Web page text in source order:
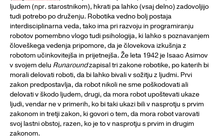
ljudem (npr. starostnikom), hkrati pa lahko (vsaj delno) zadovoljijo
tudi potrebo po druženju. Robotika vedno bolj postaja
interdisciplinarna veda, tako ima pri razvoju in programiranju
robotov pomembno vlogo tudi psihologija, ki lahko s poznavanjem
človeškega vedenja pripomore, da je človekova izkušnja z
robotom učinkovitejša in prijetnejša. Že leta 1942 je Isaac Asimov
v svojem delu Runaroundzapisal tri zakone robotike, po katerih bi
morali delovati roboti, da bi lahko bivali v sožitju z ljudmi. Prvi
zakon predpostavlja, da robot nikoli ne sme poškodovati ali
delovati v škodo ljudem, drugi, da mora robot upoštevati ukaze
ljudi, vendar ne v primerih, ko bi taki ukazi bili v nasprotju s prvim
zakonom in tretji zakon, ki govori o tem, da mora robot varovati
svoj lastni obstoj, razen, ko je to v nasprotju s prvim in drugim
zakonom.